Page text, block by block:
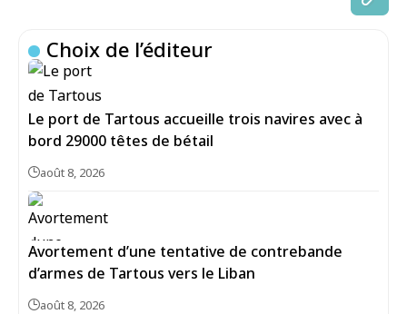
Choix de l’éditeur
Le port de Tartous accueille trois navires avec à
bord 29000 têtes de bétail
août 8, 2026
Avortement d’une tentative de contrebande
d’armes de Tartous vers le Liban
août 8, 2026